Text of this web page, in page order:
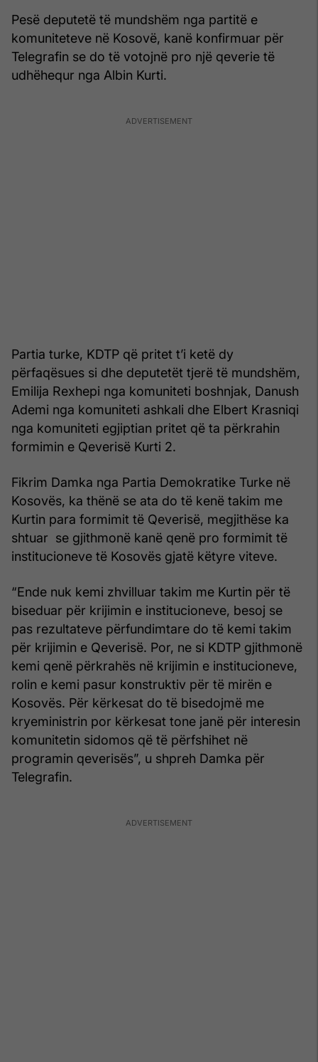
Pesë deputetë të mundshëm nga partitë e
komuniteteve në Kosovë, kanë konfirmuar për
Telegrafin se do të votojnë pro një qeverie të
udhëhequr nga Albin Kurti.
Partia turke, KDTP që pritet t’i ketë dy
përfaqësues si dhe deputetët tjerë të mundshëm,
Emilija Rexhepi nga komuniteti boshnjak, Danush
Ademi nga komuniteti ashkali dhe Elbert Krasniqi
nga komuniteti egjiptian pritet që ta përkrahin
formimin e Qeverisë Kurti 2.
Fikrim Damka nga Partia Demokratike Turke në
Kosovës, ka thënë se ata do të kenë takim me
Kurtin para formimit të Qeverisë, megjithëse ka
shtuar se gjithmonë kanë qenë pro formimit të
institucioneve të Kosovës gjatë këtyre viteve.
“Ende nuk kemi zhvilluar takim me Kurtin për të
biseduar për krijimin e institucioneve, besoj se
pas rezultateve përfundimtare do të kemi takim
për krijimin e Qeverisë. Por, ne si KDTP gjithmonë
kemi qenë përkrahës në krijimin e institucioneve,
rolin e kemi pasur konstruktiv për të mirën e
Kosovës. Për kërkesat do të bisedojmë me
kryeministrin por kërkesat tone janë për interesin
komunitetin sidomos që të përfshihet në
programin qeverisës”, u shpreh Damka për
Telegrafin.